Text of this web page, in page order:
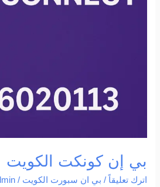
بي إن كونكت الكويت
اترك تعليقاً / بي ان سبورت الكويت /